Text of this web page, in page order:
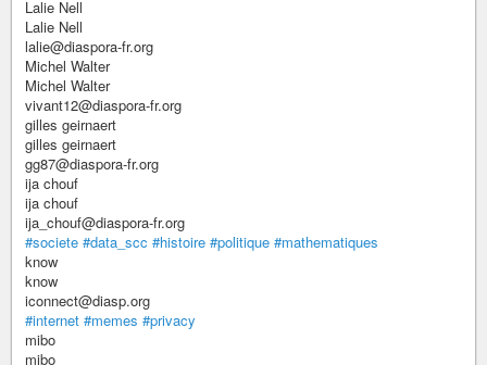
Lalie Nell
Lalie Nell
lalie@diaspora-fr.org
Michel Walter
Michel Walter
vivant12@diaspora-fr.org
gilles geirnaert
gilles geirnaert
gg87@diaspora-fr.org
ija chouf
ija chouf
ija_chouf@diaspora-fr.org
#societe #data_scc #histoire #politique #mathematiques
know
know
iconnect@diasp.org
#internet #memes #privacy
mibo
mibo